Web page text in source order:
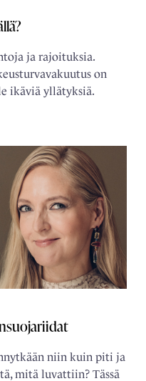
ja rajoituksia.
on
ikäviä yllätyksiä.
niin kuin piti ja
mitä luvattiin? Tässä